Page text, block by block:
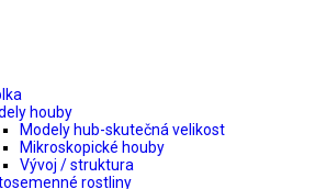
houby
Modely hub-skutečná velikost
Mikroskopické houby
Vývoj / struktura
rostliny